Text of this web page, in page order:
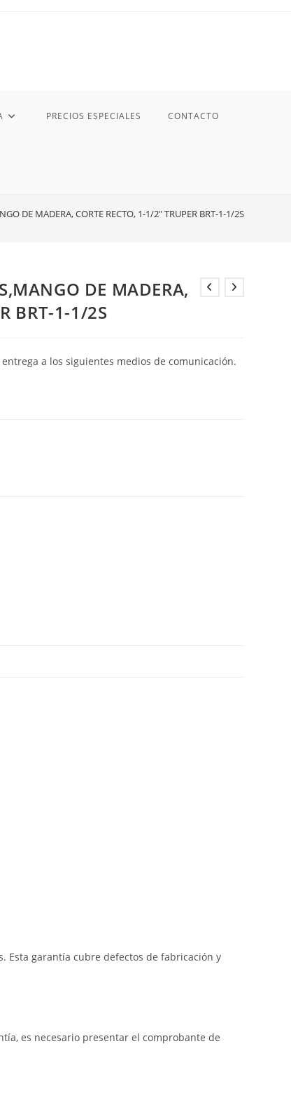
PRECIOS ESPECIALES CONTACTO
DE MADERA, CORTE RECTO, 1-1/2″ TRUPER BRT-1-1/2S
DE MADERA,
BRT-1-1/2S
a los siguientes medios de comunicación.
Esta garantía cubre defectos de fabricación y
es necesario presentar el comprobante de